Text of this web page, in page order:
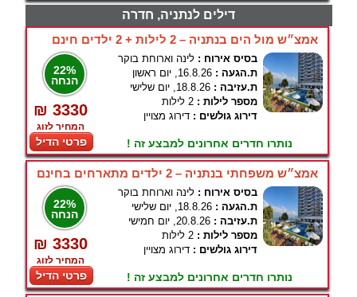
דילים לנתניה, חדרה
אמצ״ש מול הים בנתניה – 2 לילות + 2 ילדים חינם
22%
הנחה
₪ 3330
המחיר לזוג
פרטי הדיל
בסיס אירוח : לינה וארוחת בוקר
ת.הגעה : 16.8.26, יום ראשון
ת.עזיבה : 18.8.26, יום שלישי
מספר לילות : 2 לילות
דירוג גולשים : דירוג מצויין
נותרו חדרים אחרונים למבצע זה !
אמצ״ש משפחתי בנתניה – 2 ילדים מתארחים בחינם
22%
הנחה
₪ 3330
המחיר לזוג
פרטי הדיל
בסיס אירוח : לינה וארוחת בוקר
ת.הגעה : 18.8.26, יום שלישי
ת.עזיבה : 20.8.26, יום חמישי
מספר לילות : 2 לילות
דירוג גולשים : דירוג מצויין
נותרו חדרים אחרונים למבצע זה !